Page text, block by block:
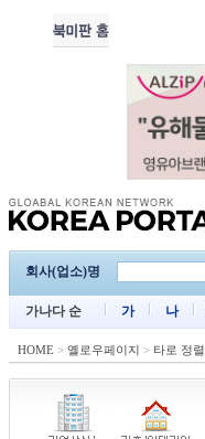
회사(업소)명
가나다 순 가 나
HOME > 옐로우페이지 > 타로 정렬